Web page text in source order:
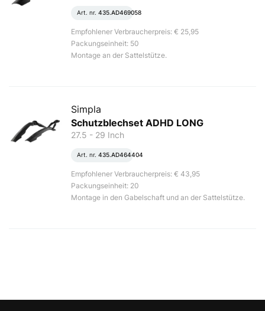
Art. nr. 435.AD469058
Empfohlener Verbraucherpreis: € 25,95
Packungseinheit: 50
Montage an der Sattelstütze.
Simpla
Schutzblechset ADHD LONG
27.5 - 29 Inch
Art. nr. 435.AD464404
Empfohlener Verbraucherpreis: € 43,95
Packungseinheit: 20
Montage in den Gabelschaft und an der Sattelstütze.